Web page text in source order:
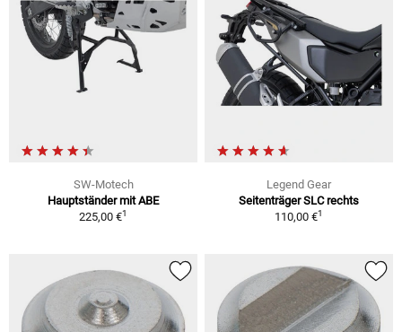
SW-Motech
Hauptständer mit ABE
225,00 €1
Legend Gear
Seitenträger SLC rechts
110,00 €1